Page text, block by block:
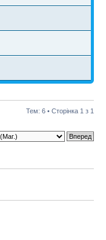
Тем: 6 • Сторінка 1 з 1